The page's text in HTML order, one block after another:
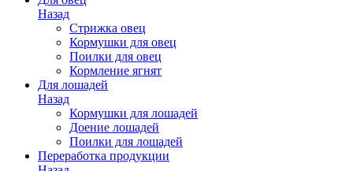
Назад
Стрижка овец
Кормушки для овец
Поилки для овец
Кормление ягнят
Для лошадей
Назад
Кормушки для лошадей
Доение лошадей
Поилки для лошадей
Переработка продукции